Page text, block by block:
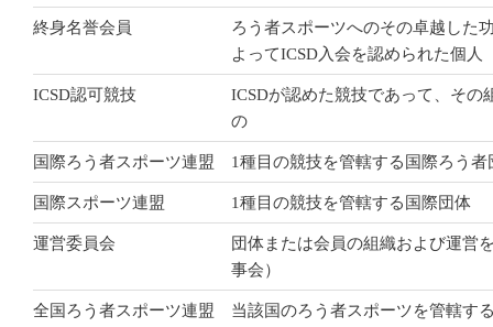
終身名誉会員
ろう者スポーツへのその卓越した
よってICSD入会を認められた個人
ICSD認可競技
ICSDが認めた競技であって、その
の
国際ろう者スポーツ連盟 1種目の競技を管轄する国際ろう者
国際スポーツ連盟 1種目の競技を管轄する国際団体
運営委員会
団体または会員の組織および運営
事会）
全国ろう者スポーツ連盟
当該国のろう者スポーツを管轄す